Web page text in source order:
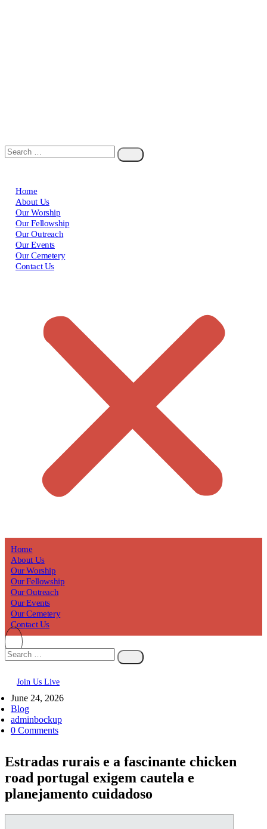
Home
About Us
Our Worship
Our Fellowship
Our Outreach
Our Events
Our Cemetery
Contact Us
Home
About Us
Our Worship
Our Fellowship
Our Outreach
Our Events
Our Cemetery
Contact Us
Join Us Live
June 24, 2026
Blog
adminbockup
0 Comments
Estradas rurais e a fascinante chicken
road portugal exigem cautela e
planejamento cuidadoso